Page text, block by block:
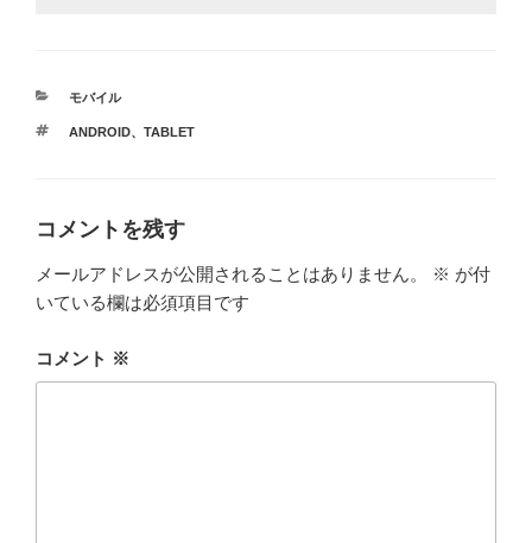
カ
ゴ
モバイル
タ
ANDROID、 TABLET
コメントを残す
メールアドレスが公開されることはありません。 ※ が付
いている欄は必須項目です
コメント ※